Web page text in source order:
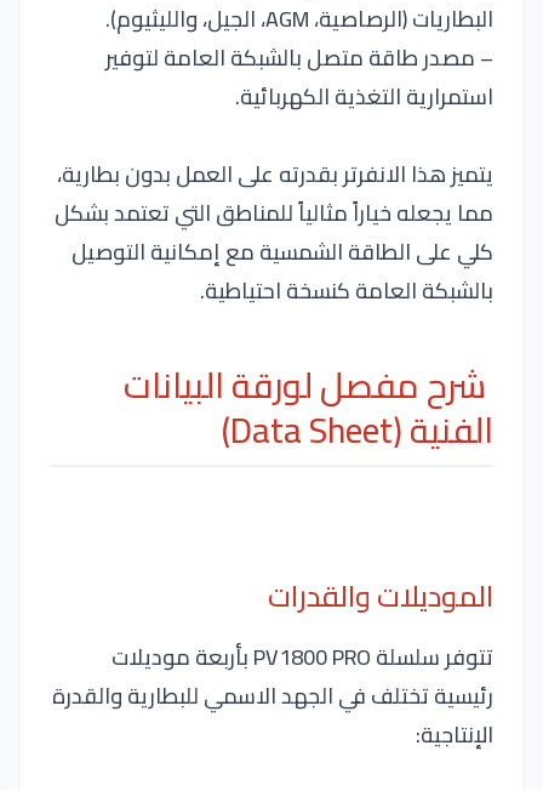
البطاريات (الرصاصية، AGM، الجيل، والليثيوم).
– مصدر طاقة متصل بالشبكة العامة لتوفير
استمرارية التغذية الكهربائية.
يتميز هذا الانفرتر بقدرته على العمل بدون بطارية،
مما يجعله خياراً مثالياً للمناطق التي تعتمد بشكل
كلي على الطاقة الشمسية مع إمكانية التوصيل
بالشبكة العامة كنسخة احتياطية.
شرح مفصل لورقة البيانات
الفنية (Data Sheet)
الموديلات والقدرات
تتوفر سلسلة PV1800 PRO بأربعة موديلات
رئيسية تختلف في الجهد الاسمي للبطارية والقدرة
الإنتاجية: